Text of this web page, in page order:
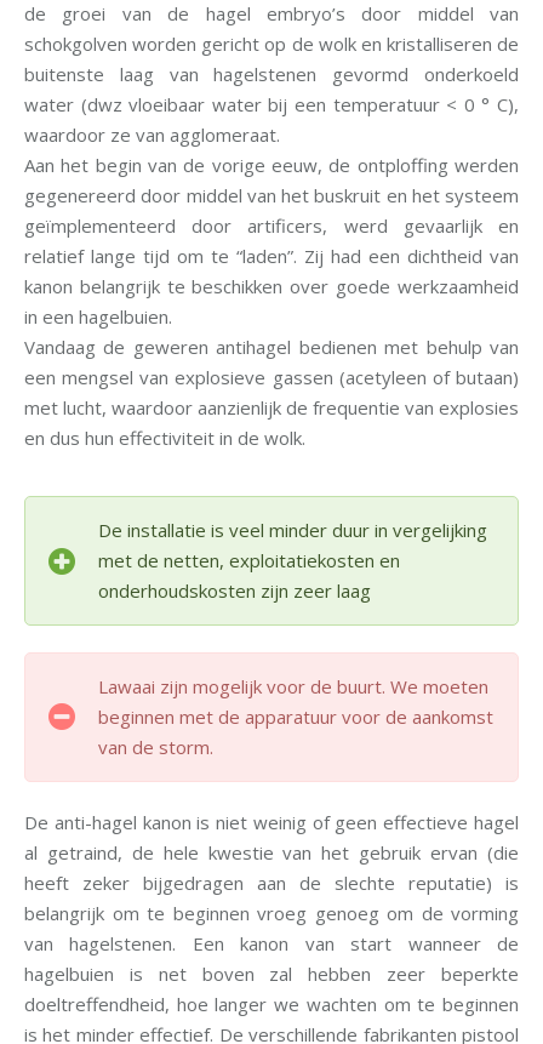
de groei van de hagel embryo’s door middel van
schokgolven worden gericht op de wolk en kristalliseren de
buitenste laag van hagelstenen gevormd onderkoeld
water (dwz vloeibaar water bij een temperatuur < 0 ° C),
waardoor ze van agglomeraat.
Aan het begin van de vorige eeuw, de ontploffing werden
gegenereerd door middel van het buskruit en het systeem
geïmplementeerd door artificers, werd gevaarlijk en
relatief lange tijd om te “laden”. Zij had een dichtheid van
kanon belangrijk te beschikken over goede werkzaamheid
in een hagelbuien.
Vandaag de geweren antihagel bedienen met behulp van
een mengsel van explosieve gassen (acetyleen of butaan)
met lucht, waardoor aanzienlijk de frequentie van explosies
en dus hun effectiviteit in de wolk.
De installatie is veel minder duur in vergelijking
met de netten, exploitatiekosten en
onderhoudskosten zijn zeer laag
Lawaai zijn mogelijk voor de buurt. We moeten
beginnen met de apparatuur voor de aankomst
van de storm.
De anti-hagel kanon is niet weinig of geen effectieve hagel
al getraind, de hele kwestie van het gebruik ervan (die
heeft zeker bijgedragen aan de slechte reputatie) is
belangrijk om te beginnen vroeg genoeg om de vorming
van hagelstenen. Een kanon van start wanneer de
hagelbuien is net boven zal hebben zeer beperkte
doeltreffendheid, hoe langer we wachten om te beginnen
is het minder effectief. De verschillende fabrikanten pistool